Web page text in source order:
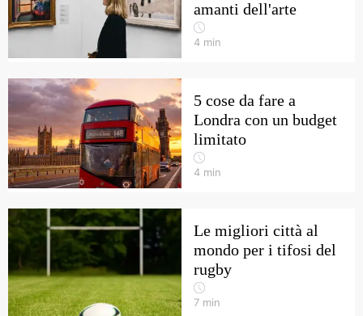
amanti dell'arte
4 min
5 cose da fare a
Londra con un budget
limitato
4 min
Le migliori città al
mondo per i tifosi del
rugby
7 min